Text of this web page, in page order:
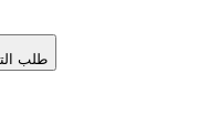
طلب